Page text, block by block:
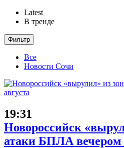
Latest
В тренде
Фильтр
Все
Новости Сочи
19:31
Новороссийск
атаки БПЛА вечером